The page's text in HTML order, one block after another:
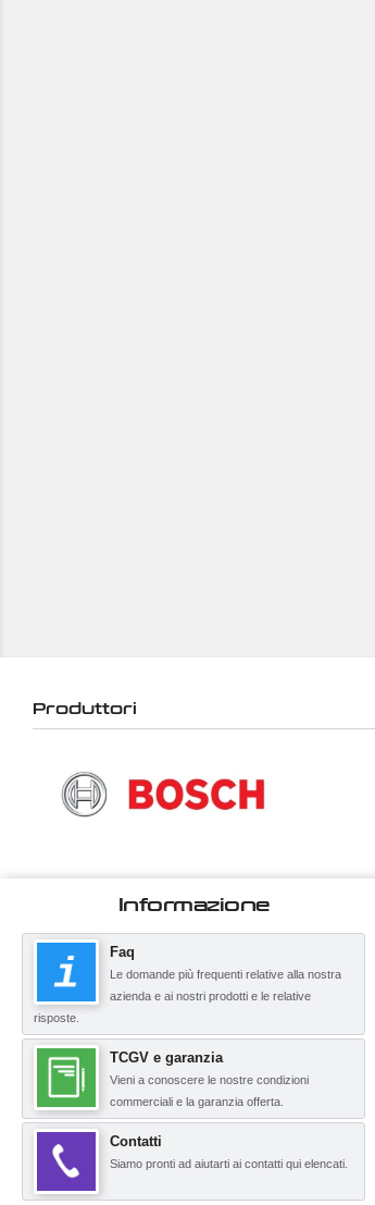
Produttori
Informazione
Faq
Le domande più frequenti relative alla nostra
azienda e ai nostri prodotti e le relative
risposte.
TCGV e garanzia
Vieni a conoscere le nostre condizioni
commerciali e la garanzia offerta.
Contatti
Siamo pronti ad aiutarti ai contatti qui elencati.